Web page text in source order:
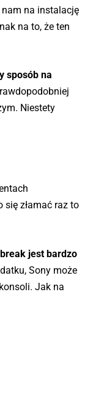
na instalację
na to, że ten
sposób na
Niestety
się złamać raz to
jest bardzo
Sony może
Jak na